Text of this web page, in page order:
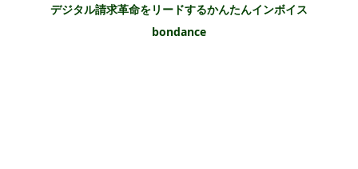
デジタル請求革命をリードするかんたんインボイス
bondance